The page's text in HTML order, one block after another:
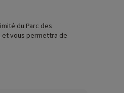
du Parc des
et vous permettra de